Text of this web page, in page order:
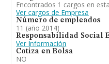
Encontrados 1 cargos en
Ver cargos de Empresa
Número de empleados
11 (año 2014)
Responsabilidad Social
Ver Información
Cotiza en Bolsa
NO